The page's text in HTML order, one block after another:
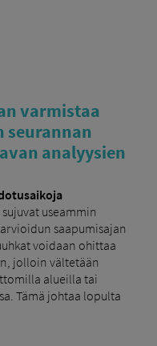
varmistaa
seurannan
analyysien
useammin
saapumisajan
voidaan ohittaa
jolloin vältetään
alueilla tai
Tämä johtaa lopulta